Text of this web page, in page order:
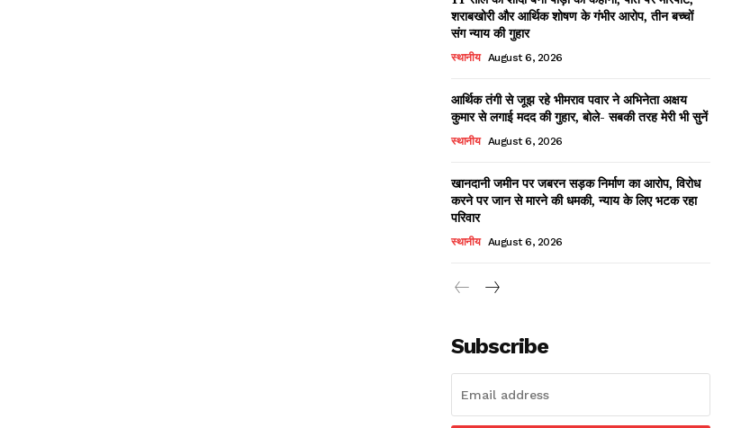
शराबखोरी और आर्थिक शोषण के गंभीर आरोप, तीन बच्चों
संग न्याय की गुहार
स्थानीय August 6, 2026
आर्थिक तंगी से जूझ रहे भीमराव पवार ने अभिनेता अक्षय
कुमार से लगाई मदद की गुहार, बोले- सबकी तरह मेरी भी सुनें
स्थानीय August 6, 2026
खानदानी जमीन पर जबरन सड़क निर्माण का आरोप, विरोध
करने पर जान से मारने की धमकी, न्याय के लिए भटक रहा
परिवार
स्थानीय August 6, 2026
Subscribe